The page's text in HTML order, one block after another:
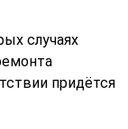
случаях
придётся